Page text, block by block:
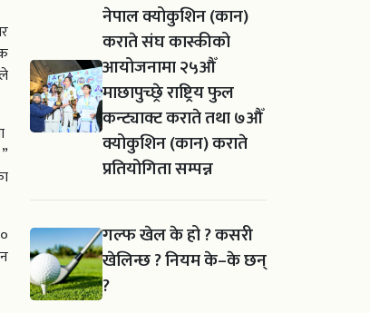
नेपाल क्योकुशिन (कान)
कराते संघ कास्कीको
आयोजनामा २५औँ
माछापुच्छ्रे राष्ट्रिय फुल
कन्ट्याक्ट कराते तथा ७औँ
क्योकुशिन (कान) कराते
प्रतियोगिता सम्पन्न
गल्फ खेल के हो ? कसरी
खेलिन्छ ? नियम के–के छन्
?